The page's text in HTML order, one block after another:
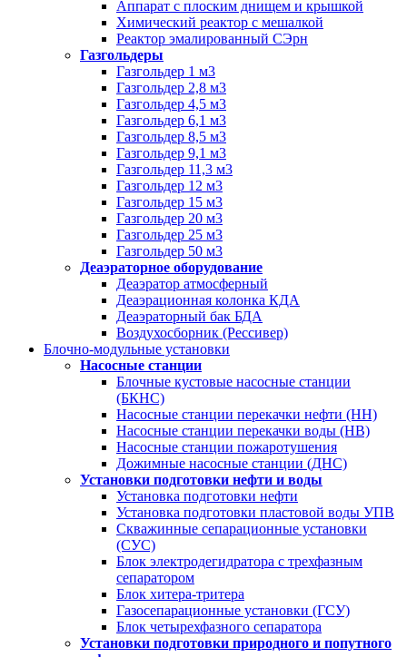
Аппарат с плоским днищем и крышкой
Химический реактор с мешалкой
Реактор эмалированный СЭрн
Газгольдеры
Газгольдер 1 м3
Газгольдер 2,8 м3
Газгольдер 4,5 м3
Газгольдер 6,1 м3
Газгольдер 8,5 м3
Газгольдер 9,1 м3
Газгольдер 11,3 м3
Газгольдер 12 м3
Газгольдер 15 м3
Газгольдер 20 м3
Газгольдер 25 м3
Газгольдер 50 м3
Деаэраторное оборудование
Деаэратор атмосферный
Деаэрационная колонка КДА
Деаэраторный бак БДА
Воздухосборник (Рессивер)
Блочно-модульные установки
Насосные станции
Блочные кустовые насосные станции
(БКНС)
Насосные станции перекачки нефти (НН)
Насосные станции перекачки воды (НВ)
Насосные станции пожаротушения
Дожимные насосные станции (ДНС)
Установки подготовки нефти и воды
Установка подготовки нефти
Установка подготовки пластовой воды УПВ
Скважинные сепарационные установки
(СУС)
Блок электродегидратора с трехфазным
сепаратором
Блок хитера-тритера
Газосепарационные установки (ГСУ)
Блок четырехфазного сепаратора
Установки подготовки природного и попутного